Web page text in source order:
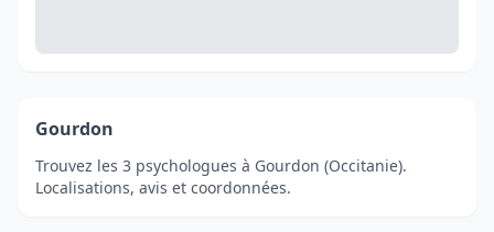
Gourdon
Trouvez les 3 psychologues à Gourdon (Occitanie).
Localisations, avis et coordonnées.